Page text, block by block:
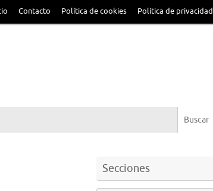
Contacto Política de cookies Política de privacidad
Secciones